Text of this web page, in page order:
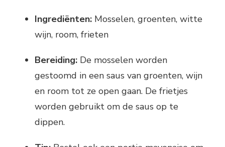
Ingrediënten: Mosselen, groenten, witte
wijn, room, frieten
Bereiding: De mosselen worden
gestoomd in een saus van groenten, wijn
en room tot ze open gaan. De frietjes
worden gebruikt om de saus op te
dippen.